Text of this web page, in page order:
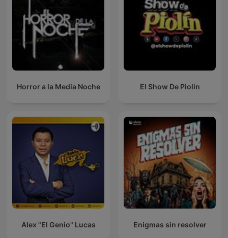
Horror a la Media Noche El Show De Piolín
Alex "El Genio" Lucas Enigmas sin resolver